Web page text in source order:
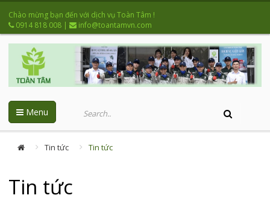
Chào mừng bạn đến với dịch vụ Toàn Tâm !
0914 818 008 | info@toantamvn.com
Menu
Tin tức Tin tức
Tin tức